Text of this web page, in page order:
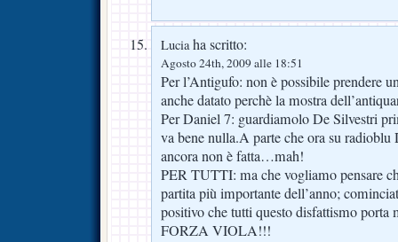
Luciaha scritto:
Agosto 24th, 2009 alle 18:51
Per l’Antigufo: non è possibile prendere
anche datato perchè la mostra
Per Daniel 7: guardiamolo De Silvestri
va bene nulla.A parte che ora su
ancora non è fatta…mah!
PER TUTTI: ma che vogliamo pensare
partita più importante dell’anno;
positivo che tutti questo disfattismo porta
FORZA VIOLA!!!